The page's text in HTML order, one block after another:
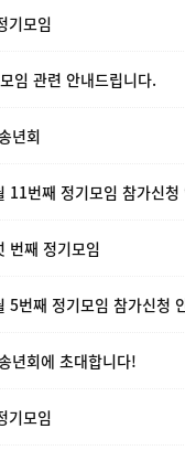
기모임
임 관련 안내드립니다.
년회
번째 정기모임 참가신청
번째 정기모임
번째 정기모임 참가신청
년회에 초대합니다!
기모임